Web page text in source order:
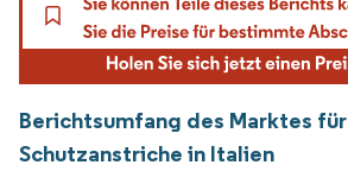
Berichtsumfang des Marktes für
Schutzanstriche in Italien